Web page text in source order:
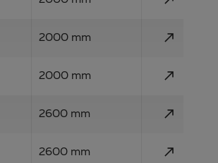
2000 mm call_made
2000 mm call_made
2600 mm call_made
2600 mm call_made